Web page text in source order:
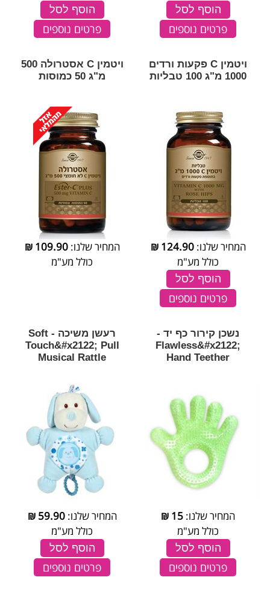
הוסף לסל
פרטים נוספים
הוסף לסל
פרטים נוספים
ויטמין C פקעות ורדים
1000 מ"ג 100 טבליות
המחיר שלנו:124.90
₪
כולל מע"מ
הוסף לסל
פרטים נוספים
ויטמין C אסטרולה 500
מ"ג 50 כמוסות
המחיר שלנו:109.90
₪
כולל מע"מ
נשכן קירור כף יד -
Flawless&#x2122;
Hand Teether
המחיר שלנו: 15
₪
כולל מע"מ
הוסף לסל
פרטים נוספים
רעשן משיכה - Soft
Touch&#x2122; Pull
Musical Rattle
המחיר שלנו:59.90
₪
כולל מע"מ
הוסף לסל
פרטים נוספים